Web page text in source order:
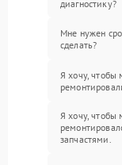
диагностику?
Мне нужен
сделать?
Я хочу, чтобы
Я хочу, чтобы
запчастями.